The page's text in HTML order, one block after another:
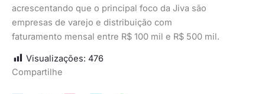
acrescentando que o principal foco da Jiva são
empresas de varejo e distribuição com
faturamento mensal entre R$ 100 mil e R$ 500 mil.
Visualizações: 476
Compartilhe